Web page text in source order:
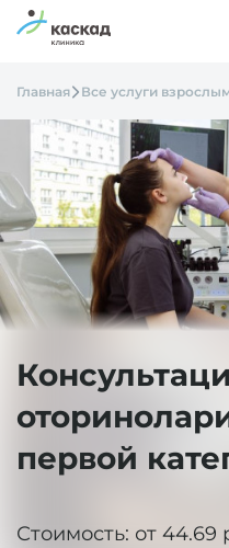
Главная Все услуги
первой
Стоимость: от 44.69